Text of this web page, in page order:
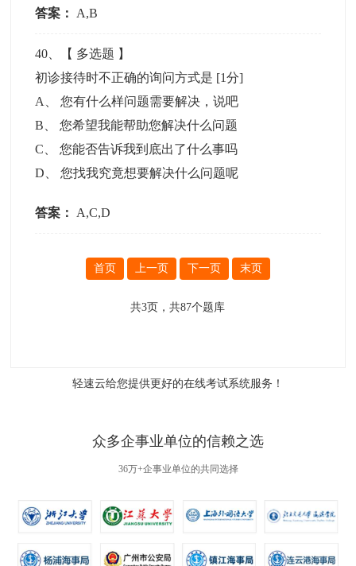
答案： A,B
40 、【 多选题 】
初诊接待时不正确的询问方式是 [1分]
A
、您有什么样问题需要解决，说吧
B 、您希望我能帮助您解决什么问题
C 、您能否告诉我到底出了什么事吗
D 、您找我究竟想要解决什么问题呢
答案： A,C,D
首页 上一页 下一页 末页
共3页，共87个题库
轻速云给您提供更好的在线考试系统服务！
众多企事业单位的信赖之选
36万+企事业单位的共同选择